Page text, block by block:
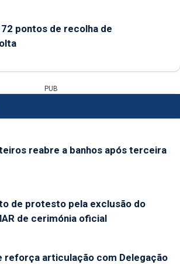
pontos de recolha de
PUB
reabre a banhos após terceira
de protesto pela exclusão do
de cerimónia oficial
reforça articulação com Delegação